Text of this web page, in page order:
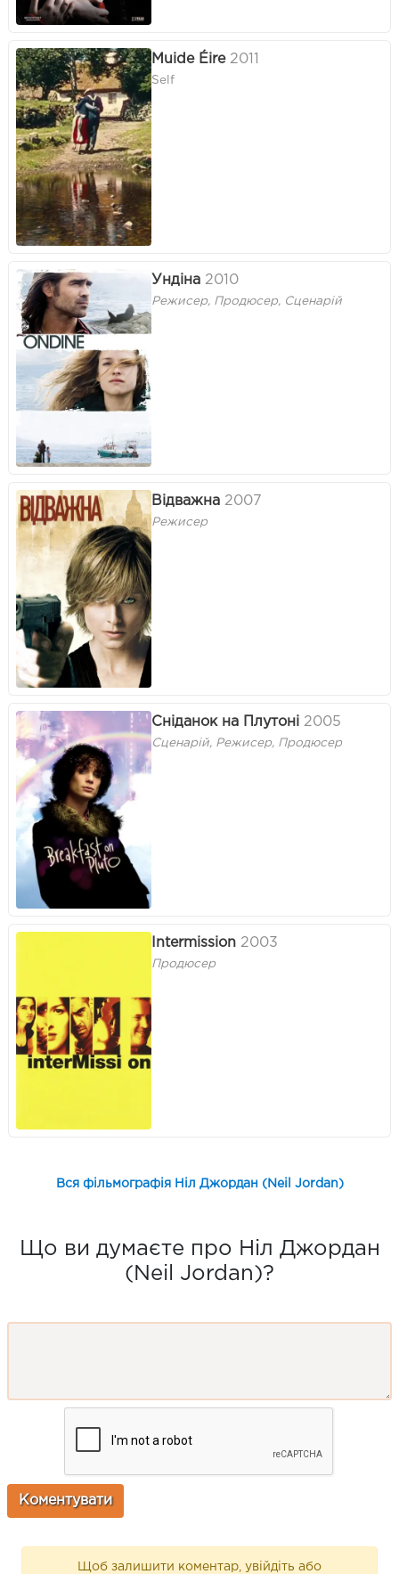
Muide Éire 2011
Self
Ундіна 2010
Режисер, Продюсер, Сценарій
Відважна 2007
Режисер
Сніданок на Плутоні 2005
Сценарій, Режисер, Продюсер
Intermission 2003
Продюсер
Вся фільмографія Ніл Джордан (Neil Jordan)
Що ви думаєте про Ніл Джордан
(Neil Jordan)?
Щоб залишити коментар, увійдіть або